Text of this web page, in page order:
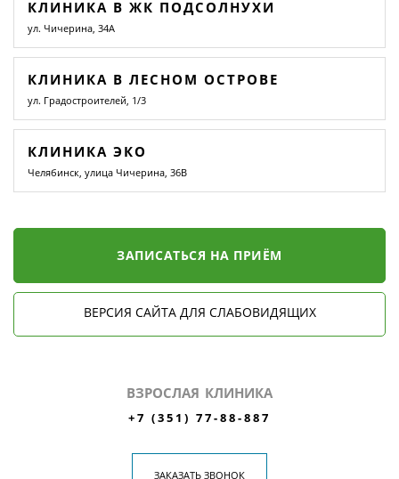
КЛИНИКА В ЖК ПОДСОЛНУХИ
ул. Чичерина, 34А
КЛИНИКА В ЛЕСНОМ ОСТРОВЕ
ул. Градостроителей, 1/3
КЛИНИКА ЭКО
Челябинск, улица Чичерина, 36В
ЗАПИСАТЬСЯ НА ПРИЁМ
ВЕРСИЯ САЙТА ДЛЯ СЛАБОВИДЯЩИХ
ВЗРОСЛАЯ КЛИНИКА
+7 (351) 77-88-887
ЗАКАЗАТЬ ЗВОНОК